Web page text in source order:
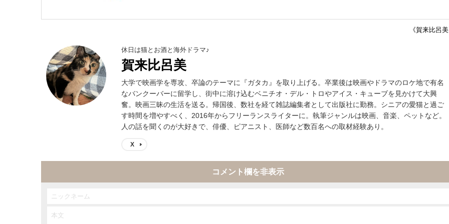
《賀来比呂
休日は猫とお酒と海外ドラマ♪
賀来比呂美
大学で映画学を専攻、卒論のテーマに『ガタカ』を取り上げる。卒業後は映画やドラマのロケ地で有名
なバンクーバーに留学し、街中に溶け込むベニチオ・デル・トロやアイス・キューブを見かけて大興
奮。映画三昧の生活を送る。帰国後、数社を経て雑誌編集者として出版社に勤務。シニアの愛猫と過ご
す時間を増やすべく、2016年からフリーランスライターに。執筆ジャンルは映画、音楽、ペットなど。
人の話を聞くのが大好きで、俳優、ピアニスト、医師など数百名への取材経験あり。
X
コメント欄を非表示